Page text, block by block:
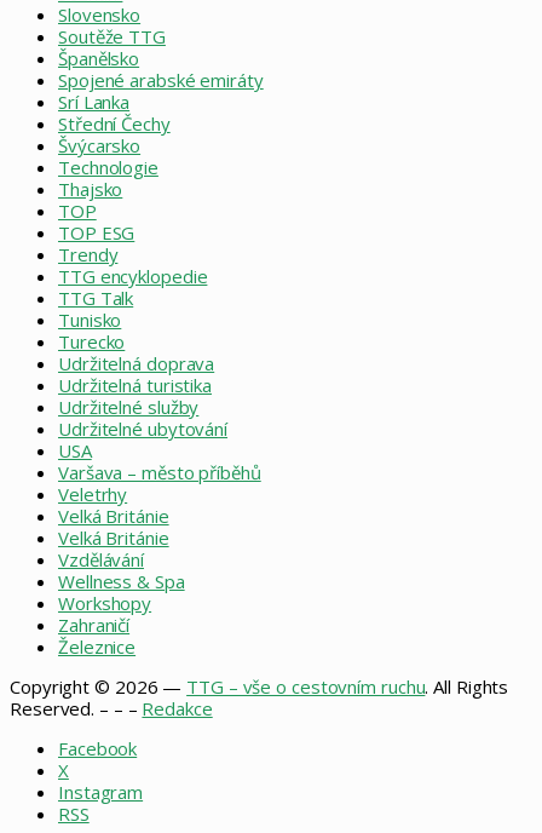
Slovensko
Soutěže TTG
Španělsko
Spojené arabské emiráty
Srí Lanka
Střední Čechy
Švýcarsko
Technologie
Thajsko
TOP
TOP ESG
Trendy
TTG encyklopedie
TTG Talk
Tunisko
Turecko
Udržitelná doprava
Udržitelná turistika
Udržitelné služby
Udržitelné ubytování
USA
Varšava – město příběhů
Veletrhy
Velká Británie
Velká Británie
Vzdělávání
Wellness & Spa
Workshopy
Zahraničí
Železnice
Copyright © 2026 — TTG – vše o cestovním ruchu. All Rights
Reserved. – – – Redakce
Facebook
X
Instagram
RSS